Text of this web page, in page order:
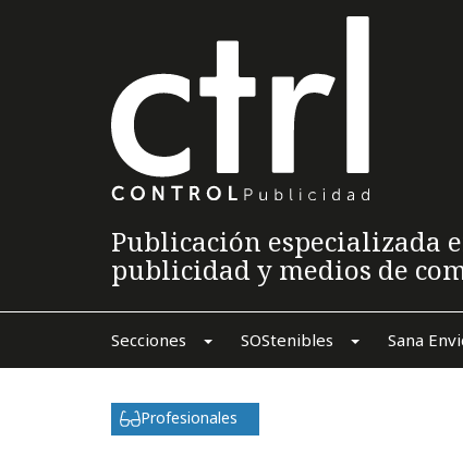
Publicación especializada
publicidad y medios de
Secciones SOStenibles Sana
Profesionales